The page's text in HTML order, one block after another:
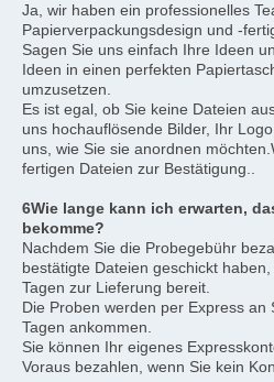
Ja, wir haben ein professionelles
Papierverpackungsdesign und -
Sagen Sie uns einfach Ihre Ideen
Ideen in einen perfekten
umzusetzen.
Es ist egal, ob Sie keine Dateien
uns hochauflösende Bilder, Ihr
uns, wie Sie sie anordnen
fertigen Dateien zur Bestätigung..
6Wie lange kann ich erwarten,
bekomme?
Nachdem Sie die Probegebühr
bestätigte Dateien geschickt
Tagen zur Lieferung bereit.
Die Proben werden per Express an
Tagen ankommen.
Sie können Ihr eigenes
Voraus bezahlen, wenn Sie kein